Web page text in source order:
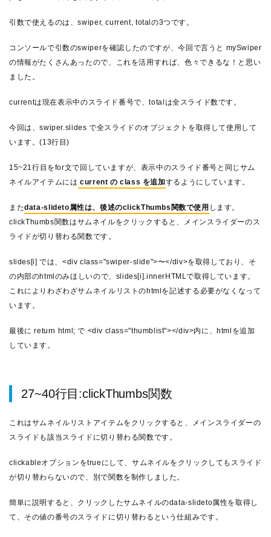
引数で使えるのは、swiper, current, totalの3つです。
コンソールで引数のswiperを確認したのですが、今回で言うと mySwiper
の情報がたくさんあったので、これを活用すれば、色々できるな！と思い
ました。
currentは現在表示中のスライド番号で、totalは全スライド数です。
今回は、swiper.slides で全スライドのオブジェクトを取得して使用して
います。(13行目)
15~21行目をfor文で回していますが、表示中のスライド番号と同じサム
ネイルアイテムには current の class を追加するようにしています。
またdata-slideto属性は、後述のclickThumbs関数で使用 します。
clickThumbs関数はサムネイルをクリックすると、メインスライダーのス
ライドが切り替わる関数です。
slides[i] では、<div class="swiper-slide">〜</div>を取得しており、そ
の内部のhtmlのみほしいので、slides[i].innerHTMLで取得しています。
これによりわざわざサムネイルリストのhtmlを記述する必要がなくなって
います。
最後に return html; で <div class="thumblist"></div>内に、htmlを追加
しています。
27~40行目:clickThumbs関数
これはサムネイルリストアイテムをクリックすると、メインスライダーの
スライドも該当スライドに切り替わる関数です。
clickableオプションをtrueにして、サムネイルをクリックしてもスライド
が切り替わらないので、別で関数を制作しました。
簡単に説明すると、クリックしたサムネイルのdata-slideto属性を取得し
て、その値の番号のスライドに切り替わるという仕組みです。